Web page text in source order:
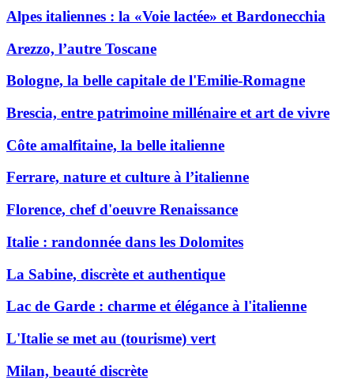
Alpes italiennes : la «Voie lactée» et Bardonecchia
Arezzo, l’autre Toscane
Bologne, la belle capitale de l'Emilie-Romagne
Brescia, entre patrimoine millénaire et art de vivre
Côte amalfitaine, la belle italienne
Ferrare, nature et culture à l’italienne
Florence, chef d'oeuvre Renaissance
Italie : randonnée dans les Dolomites
La Sabine, discrète et authentique
Lac de Garde : charme et élégance à l'italienne
L'Italie se met au (tourisme) vert
Milan, beauté discrète